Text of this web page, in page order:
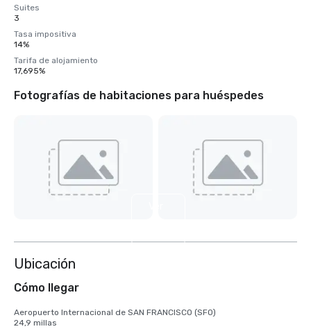
Suites
3
Tasa impositiva
14%
Tarifa de alojamiento
17,695%
Fotografías de habitaciones para huéspedes
Ubicación
Cómo llegar
Aeropuerto Internacional de SAN FRANCISCO (SFO)
24,9 millas